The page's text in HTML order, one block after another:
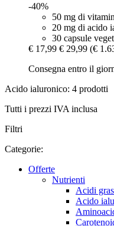
-40%
50 mg di
20 mg di acido
30 capsule
€ 17,99 € 29,99 (€
Consegna entro il
Acido ialuronico: 4 prodotti
Tutti i prezzi IVA inclusa
Filtri
Categorie:
Offerte
Nutrienti
Acidi
Acido